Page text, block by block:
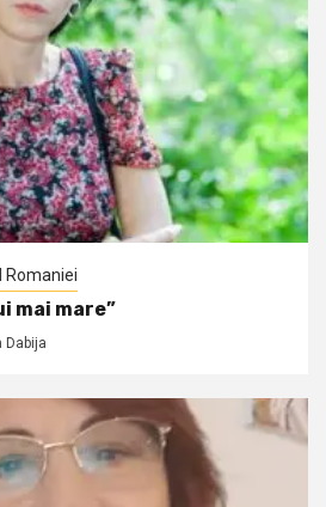
Romaniei
mai mare”
Dabija